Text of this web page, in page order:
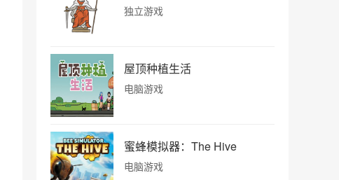
独立游戏
屋顶种植生活
电脑游戏
蜜蜂模拟器：The Hive
电脑游戏